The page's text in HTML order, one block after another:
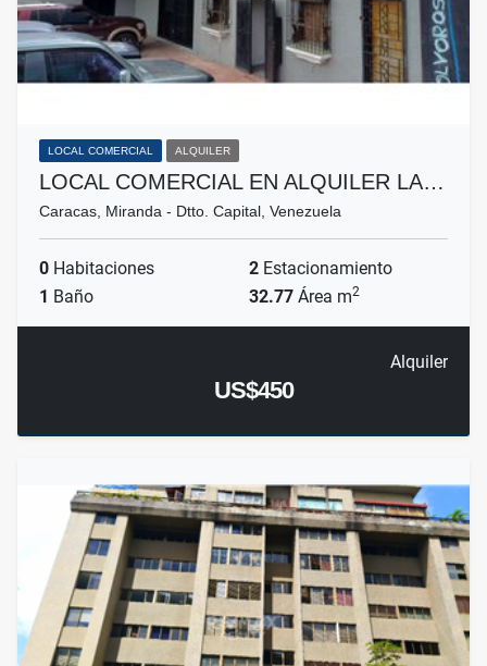
LOCAL COMERCIAL ALQUILER
LOCAL COMERCIAL EN ALQUILER LA…
Caracas, Miranda - Dtto. Capital, Venezuela
0 Habitaciones 2 Estacionamiento
1 Baño 32.77 Área m2
Alquiler
US$450